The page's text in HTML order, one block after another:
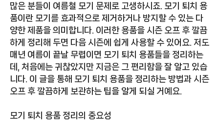
많은 분들이 여름철 모기 문제로 고생하시죠. 모기 퇴치 용
품이란 모기를 효과적으로 제거하거나 방지할 수 있는 다
양한 제품을 의미합니다. 이러한 용품을 시즌 오프 후 깔끔
하게 정리해 두면 다음 시즌에 쉽게 사용할 수 있어요. 저도
매년 여름이 끝날 무렵이면 모기 퇴치 용품들을 정리하는
데, 처음에는 귀찮았지만 지금은 그 편리함을 잘 알고 있습
니다. 이 글을 통해 모기 퇴치 용품을 정리하는 방법과 시즌
오프 후 깔끔하게 보관하는 팁을 알게 되실 거예요.
모기 퇴치 용품 정리의 중요성